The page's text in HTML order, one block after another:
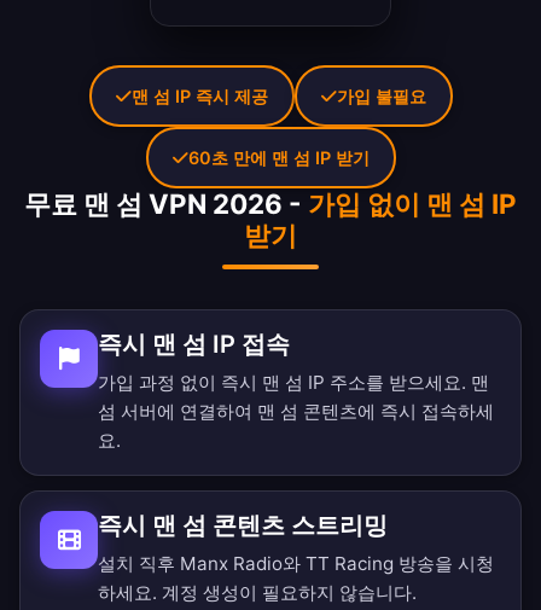
무료 맨 섬 VPN 2026 - 가입 없이 맨 섬 IP
받기
즉시 맨 섬 IP 접속
가입 과정 없이 즉시 맨 섬 IP 주소를 받으세요. 맨
섬 서버에 연결하여 맨 섬 콘텐츠에 즉시 접속하세
요.
즉시 맨 섬 콘텐츠 스트리밍
설치 직후 Manx Radio와 TT Racing 방송을 시청
하세요. 계정 생성이 필요하지 않습니다.
맨 섬 IP 즉시 제공 가입 불필요
60초 만에 맨 섬 IP 받기